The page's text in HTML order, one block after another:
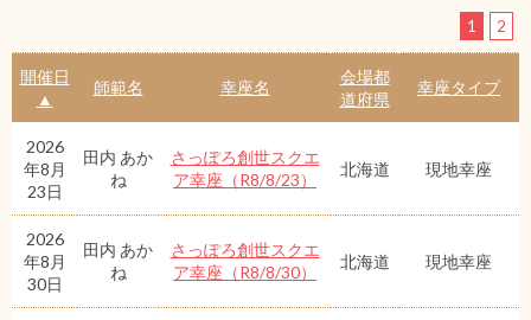
1 2
開催日
▲
師範名 幸座名
会場都
道府県
幸座タイプ
2026
年8月
23日
田内 あか
ね
さっぽろ創世スクエ
ア幸座（R8/8/23）
北海道 現地幸座
2026
年8月
30日
田内 あか
ね
さっぽろ創世スクエ
ア幸座（R8/8/30）
北海道 現地幸座